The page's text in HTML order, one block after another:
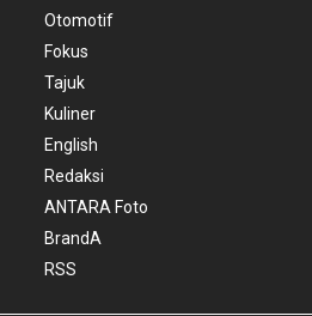
Otomotif
Fokus
Tajuk
Kuliner
English
Redaksi
ANTARA Foto
BrandA
RSS